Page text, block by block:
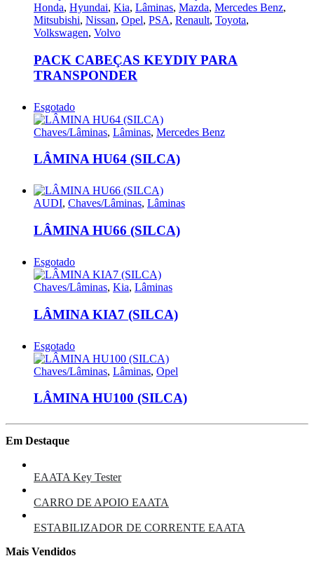
Honda, Hyundai, Kia, Lâminas, Mazda, Mercedes Benz,
Mitsubishi, Nissan, Opel, PSA, Renault, Toyota,
Volkswagen, Volvo
PACK CABEÇAS KEYDIY PARA
TRANSPONDER
Esgotado
Chaves/Lâminas, Lâminas, Mercedes Benz
LÂMINA HU64 (SILCA)
AUDI, Chaves/Lâminas, Lâminas
LÂMINA HU66 (SILCA)
Esgotado
Chaves/Lâminas, Kia, Lâminas
LÂMINA KIA7 (SILCA)
Esgotado
Chaves/Lâminas, Lâminas, Opel
LÂMINA HU100 (SILCA)
Em Destaque
EAATA Key Tester
CARRO DE APOIO EAATA
ESTABILIZADOR DE CORRENTE EAATA
Mais Vendidos